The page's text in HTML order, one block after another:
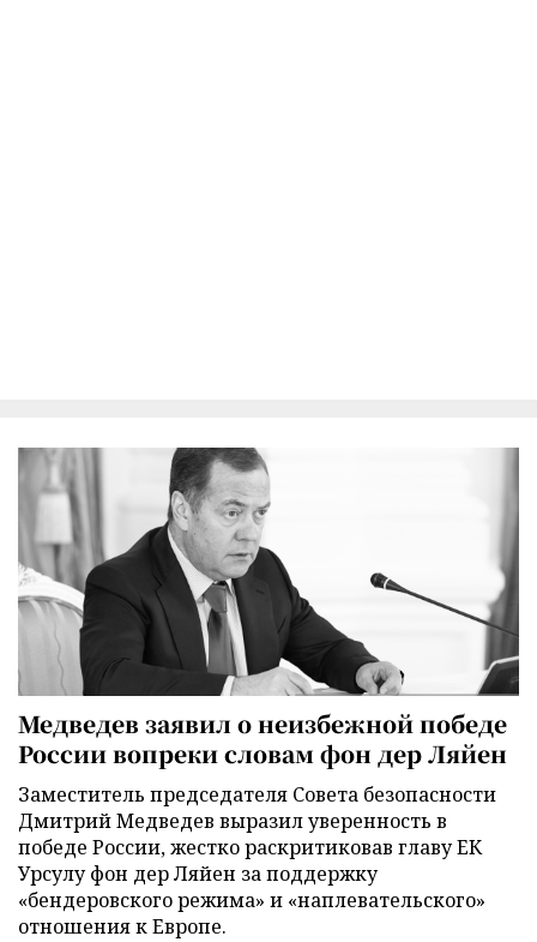
Медведев заявил о неизбежной победе
России вопреки словам фон дер Ляйен
Заместитель председателя Совета безопасности
Дмитрий Медведев выразил уверенность в
победе России, жестко раскритиковав главу ЕК
Урсулу фон дер Ляйен за поддержку
«бендеровского режима» и «наплевательского»
отношения к Европе.